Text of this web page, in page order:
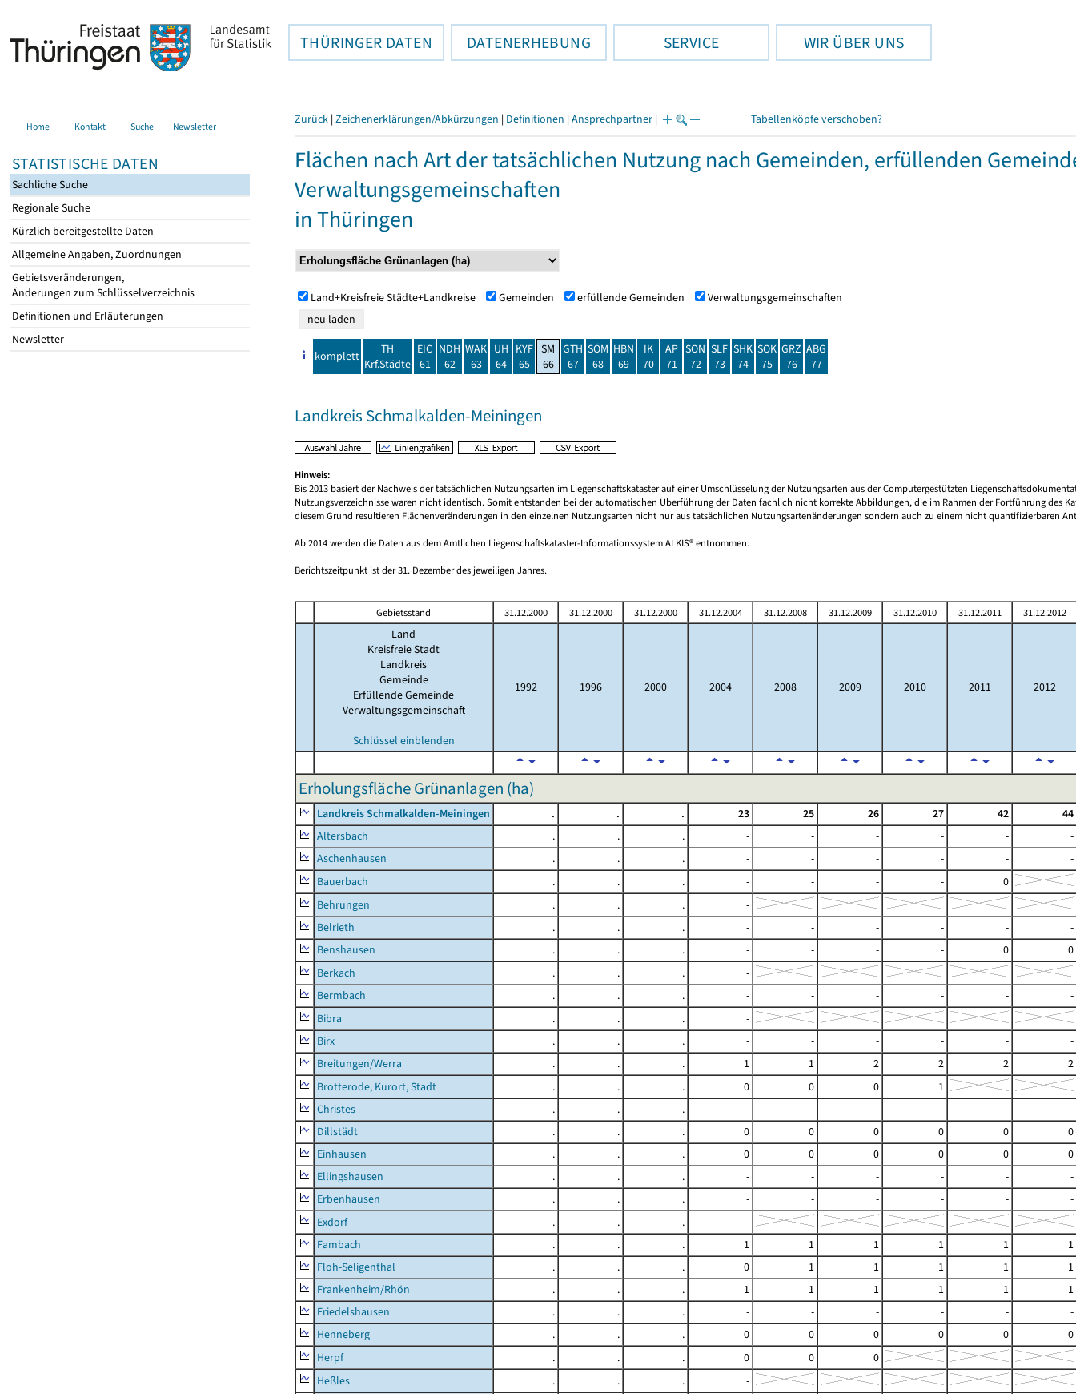
THÜRINGER DATEN DATENERHEBUNG SERVICE WIR ÜBER UNS
Home Kontakt Suche Newsletter
STATISTISCHE DATEN
Sachliche Suche
Regionale Suche
Kürzlich bereitgestellte Daten
Allgemeine Angaben, Zuordnungen
Gebietsveränderungen,
Änderungen zum Schlüsselverzeichnis
Definitionen und Erläuterungen
Newsletter
Zurück | Zeichenerklärungen/Abkürzungen | Definitionen | Ansprechpartner | Tabellenköpfe verschoben?
Flächen nach Art der tatsächlichen Nutzung nach Gemeinden, erfüllenden
Verwaltungsgemeinschaften
in Thüringen
Land+Kreisfreie Städte+Landkreise Gemeinden erfüllende Gemeinden Verwaltungsgemeinschaften
komplett
TH
Krf.Städte
EIC
61
NDH
62
WAK
63
UH
64
KYF
65
SM
66
GTH
67
SÖM
68
HBN
69
IK
70
AP
71
SON
72
SLF
73
SHK
74
SOK
75
GRZ
76
ABG
77
Landkreis Schmalkalden-Meiningen
Hinweis:
Bis 2013 basiert der Nachweis der tatsächlichen Nutzungsarten im Liegenschaftskataster auf einer Umschlüsselung der Nutzungsarten aus der Computergestützten
Nutzungsverzeichnisse waren nicht identisch. Somit entstanden bei der automatischen Überführung der Daten fachlich nicht korrekte Abbildungen, die im Rahmen der Fortführung des
diesem Grund resultieren Flächenveränderungen in den einzelnen Nutzungsarten nicht nur aus tatsächlichen Nutzungsartenänderungen sondern auch zu einem nicht quantifizierbaren
Ab 2014 werden die Daten aus dem Amtlichen Liegenschaftskataster-Informationssystem ALKIS® entnommen.
Berichtszeitpunkt ist der 31. Dezember des jeweiligen Jahres.
Gebietsstand 31.12.2000 31.12.2000 31.12.2000 31.12.2004 31.12.2008 31.12.2009 31.12.2010 31.12.2011 31.12.2012
Land
Kreisfreie Stadt
Landkreis
Gemeinde
Erfüllende Gemeinde
Verwaltungsgemeinschaft
Schlüssel einblenden
1992 1996 2000 2004 2008 2009 2010 2011 2012
Erholungsfläche Grünanlagen (ha)
Landkreis Schmalkalden-Meiningen . . . 23 25 26 27 42
44
Altersbach
. . . - - - - -
-
Aschenhausen
. . . - - - - -
-
Bauerbach
. . . - - - -
0
Behrungen
. . .
-
Belrieth
. . . - - - - -
-
Benshausen
. . . - - - - 0
0
Berkach
. . .
-
Bermbach
. . . - - - - -
-
Bibra
. . .
-
Birx
. . . - - - - -
-
Breitungen/Werra
. . . 1 1 2 2 2
2
Brotterode, Kurort, Stadt
. . . 0 0 0
1
Christes
. . . - - - - -
-
Dillstädt
. . . 0 0 0 0 0
0
Einhausen
. . . 0 0 0 0 0
0
Ellingshausen
. . . - - - - -
-
Erbenhausen
. . . - - - - -
-
Exdorf
. . .
-
Fambach
. . . 1 1 1 1 1
1
Floh-Seligenthal
. . . 0 1 1 1 1
1
Frankenheim/Rhön
. . . 1 1 1 1 1
1
Friedelshausen
. . . - - - - -
-
Henneberg
. . . 0 0 0 0 0
0
Herpf
. . . 0 0
0
Heßles
. . .
-